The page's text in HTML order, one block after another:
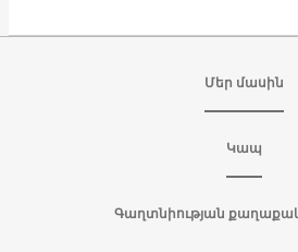
Մեր մասին
Կապ
Գաղտնիության